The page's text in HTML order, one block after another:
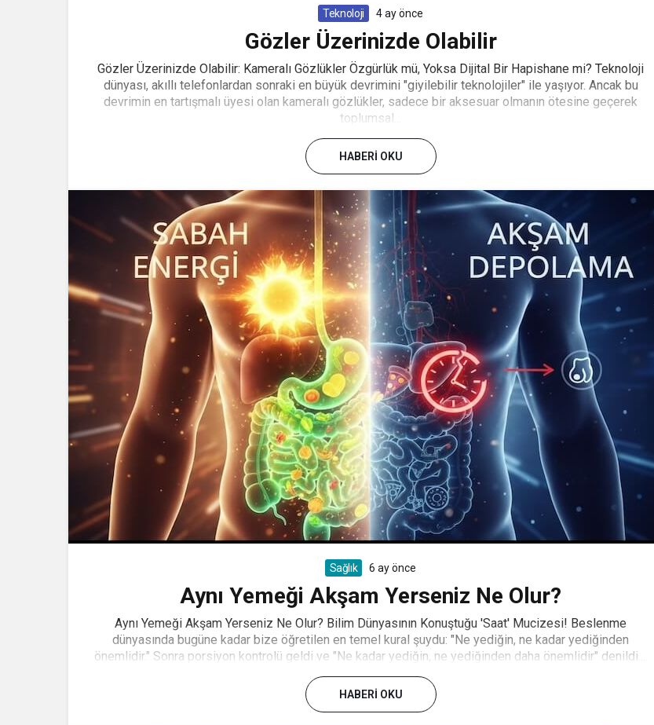
Teknoloji 4 ay önce
Gözler Üzerinizde Olabilir
Gözler Üzerinizde Olabilir: Kameralı Gözlükler Özgürlük mü, Yoksa Dijital Bir Hapishane mi? Teknoloji
dünyası, akıllı telefonlardan sonraki en büyük devrimini "giyilebilir teknolojiler" ile yaşıyor. Ancak bu
devrimin en tartışmalı üyesi olan kameralı gözlükler, sadece bir aksesuar olmanın ötesine geçerek
toplumsal...
HABERI OKU
Sağlık 6 ay önce
Aynı Yemeği Akşam Yerseniz Ne Olur?
Aynı Yemeği Akşam Yerseniz Ne Olur? Bilim Dünyasının Konuştuğu 'Saat' Mucizesi! Beslenme
dünyasında bugüne kadar bize öğretilen en temel kural şuydu: "Ne yediğin, ne kadar yediğinden
önemlidir." Sonra porsiyon kontrolü geldi ve "Ne kadar yediğin, ne yediğinden daha önemlidir" denildi....
HABERI OKU